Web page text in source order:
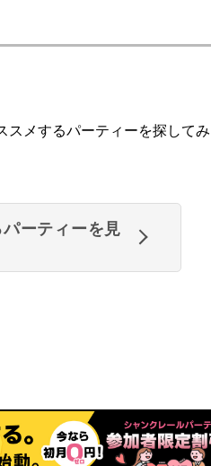
スメするパーティーを探して
ーティーを見